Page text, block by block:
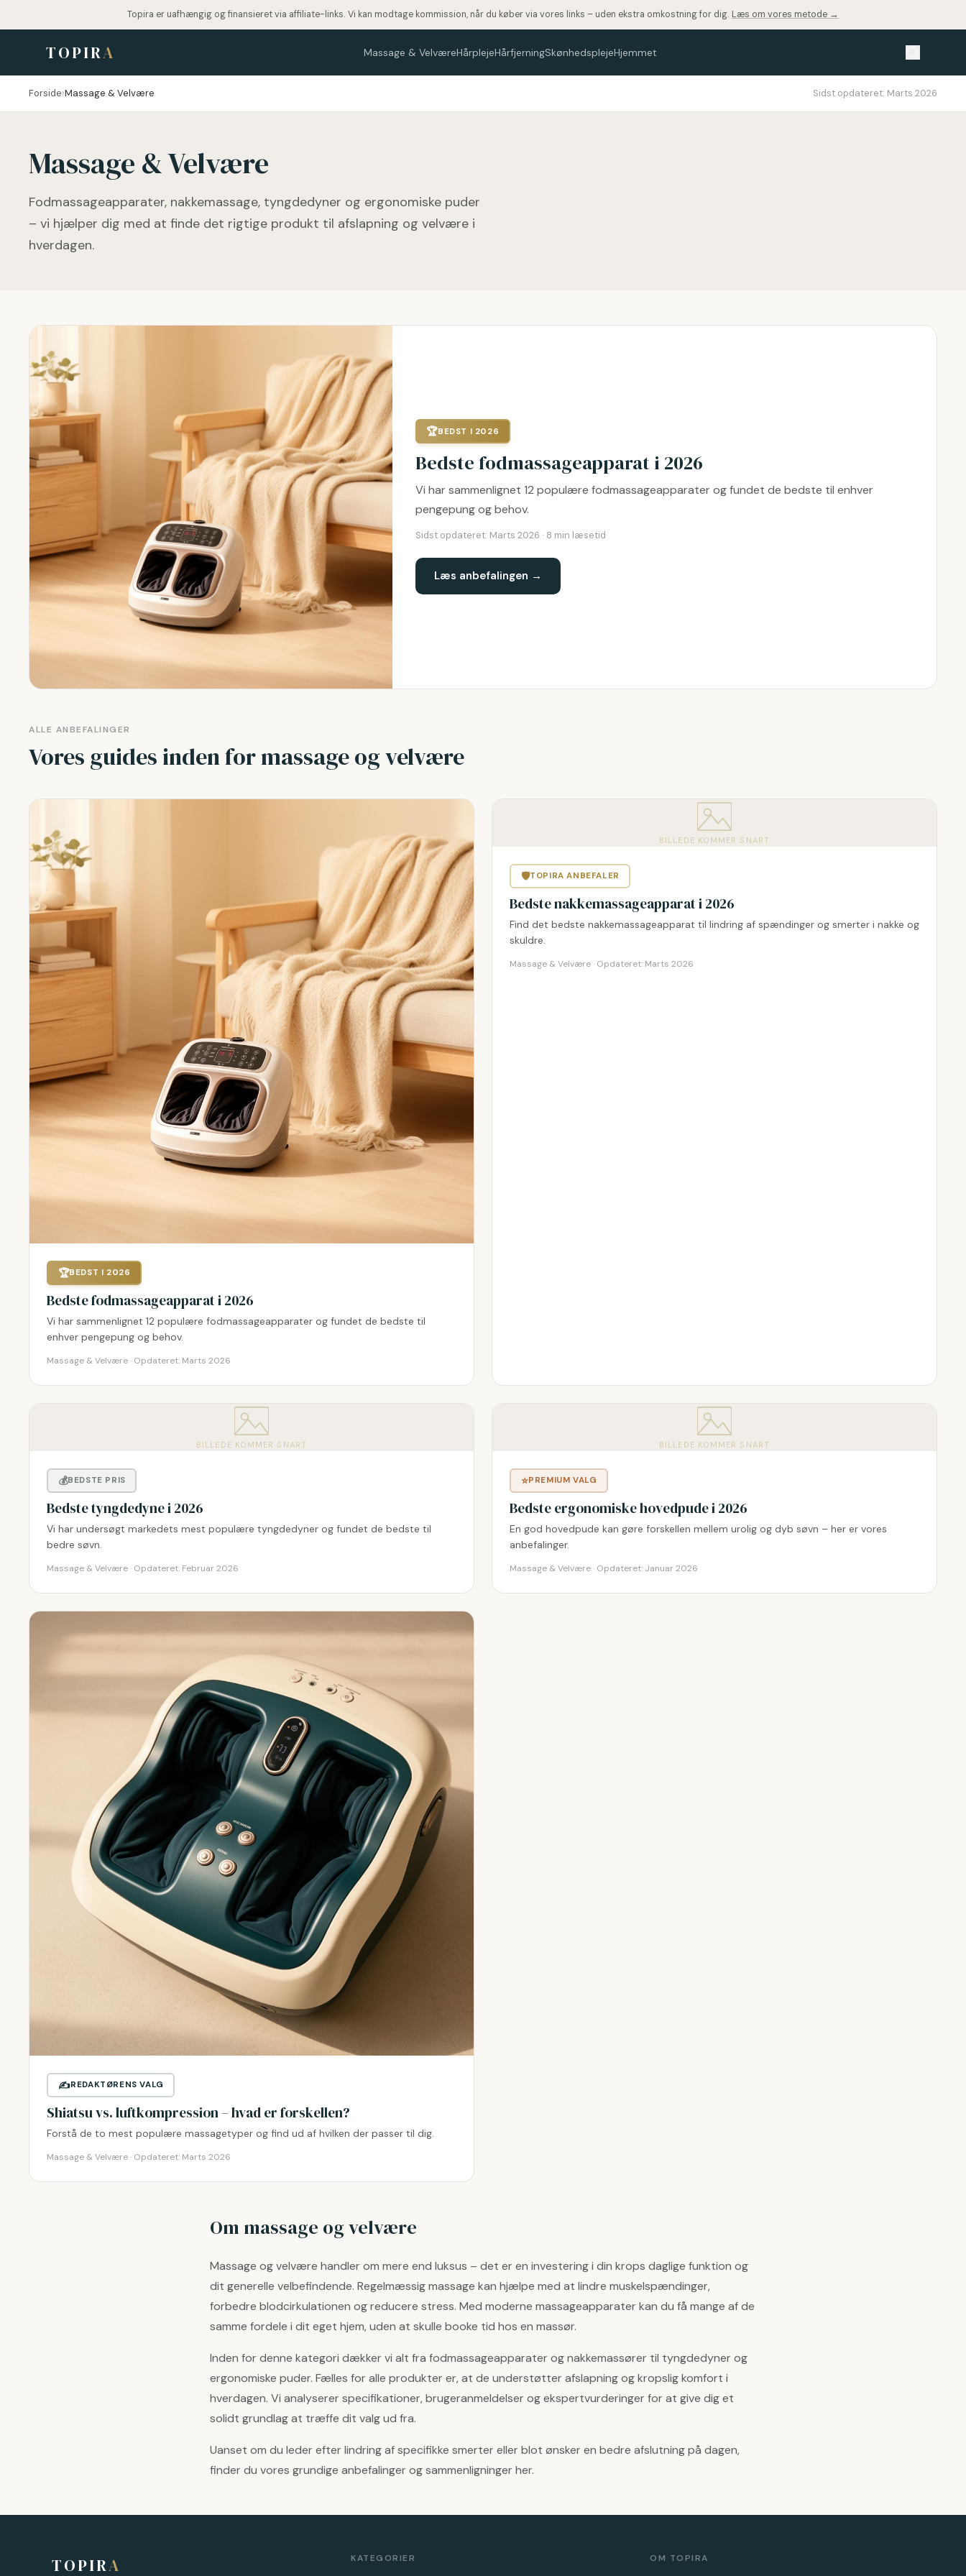
Topira er uafhængig og finansieret via affiliate-links. Vi kan modtage kommission, når du køber via vores links – uden ekstra omkostning for dig. Læs om vores metode →
TOPIRA Massage & VelværeHårplejeHårfjerningSkønhedsplejeHjemmet
Forside›Massage & Velvære Sidst opdateret: Marts 2026
Massage & Velvære
Fodmassageapparater, nakkemassage, tyngdedyner og ergonomiske puder
– vi hjælper dig med at finde det rigtige produkt til afslapning og velvære i
hverdagen.
🏆BEDST I 2026
Bedste fodmassageapparat i 2026
Vi har sammenlignet 12 populære fodmassageapparater og fundet de bedste til enhver
pengepung og behov.
Sidst opdateret: Marts 2026 · 8 min læsetid
Læs anbefalingen →
ALLE ANBEFALINGER
Vores guides inden for massage og velvære
🏆BEDST I 2026
Bedste fodmassageapparat i 2026
Vi har sammenlignet 12 populære fodmassageapparater og fundet de bedste til
enhver pengepung og behov.
Massage & Velvære · Opdateret: Marts 2026
BILLEDE KOMMER SNART
🛡TOPIRA ANBEFALER
Bedste nakkemassageapparat i 2026
Find det bedste nakkemassageapparat til lindring af spændinger og smerter i nakke og
skuldre.
Massage & Velvære · Opdateret: Marts 2026
BILLEDE KOMMER SNART
💰BEDSTE PRIS
Bedste tyngdedyne i 2026
Vi har undersøgt markedets mest populære tyngdedyner og fundet de bedste til
bedre søvn.
Massage & Velvære · Opdateret: Februar 2026
BILLEDE KOMMER SNART
⭐PREMIUM VALG
Bedste ergonomiske hovedpude i 2026
En god hovedpude kan gøre forskellen mellem urolig og dyb søvn – her er vores
anbefalinger.
Massage & Velvære · Opdateret: Januar 2026
✍️REDAKTØRENS VALG
Shiatsu vs. luftkompression – hvad er forskellen?
Forstå de to mest populære massagetyper og find ud af hvilken der passer til dig.
Massage & Velvære · Opdateret: Marts 2026
Om massage og velvære
Massage og velvære handler om mere end luksus – det er en investering i din krops daglige funktion og
dit generelle velbefindende. Regelmæssig massage kan hjælpe med at lindre muskelspændinger,
forbedre blodcirkulationen og reducere stress. Med moderne massageapparater kan du få mange af de
samme fordele i dit eget hjem, uden at skulle booke tid hos en massør.
Inden for denne kategori dækker vi alt fra fodmassageapparater og nakkemassører til tyngdedyner og
ergonomiske puder. Fælles for alle produkter er, at de understøtter afslapning og kropslig komfort i
hverdagen. Vi analyserer specifikationer, brugeranmeldelser og ekspertvurderinger for at give dig et
solidt grundlag at træffe dit valg ud fra.
Uanset om du leder efter lindring af specifikke smerter eller blot ønsker en bedre afslutning på dagen,
finder du vores grundige anbefalinger og sammenligninger her.
TOPIRA KATEGORIER OM TOPIRA